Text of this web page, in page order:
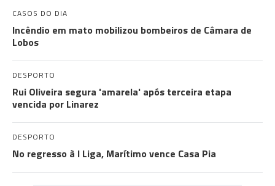
CASOS DO DIA
Incêndio em mato mobilizou bombeiros de Câmara de
Lobos
DESPORTO
Rui Oliveira segura 'amarela' após terceira etapa
vencida por Linarez
DESPORTO
No regresso à I Liga, Marítimo vence Casa Pia